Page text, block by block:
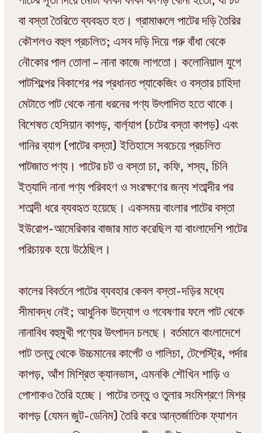
বা বস্তা তৈরিতে ব্যবহৃত হত। গ্রামাঞ্চলে পাটের দড়ি তৈরির
কৌশলও বহুল প্রচলিত; এসব দড়ি দিয়ে গরু বাঁধা থেকে
নৌকোর পাল তোলা – নানা কাজে লাগতো। কলোনিয়াল যুগে
পাটশিল্পের বিকাশের পর প্রধানত প্যাকেজিং ও বস্তার চাহিদা
মেটাতে পাট থেকে নানা ধরনের পণ্য উৎপাদিত হতে থাকে।
বিশেষত হেসিয়ান কাপড়, বার্ল্যাপ (চটের বস্তা কাপড়) এবং
গানির ব্যাগ (পাটের বস্তা) ইতিহাসে সবচেয়ে প্রচলিত
পাটজাত পণ্য। পাটের চট ও বস্তা চা, কফি, শস্য, চিনি
ইত্যাদি নানা পণ্য পরিবহণ ও সংরক্ষণের জন্য শতাব্দীর পর
শতাব্দী ধরে ব্যবহৃত হয়েছে। একসময় বাংলার পাটের বস্তা
ইউরোপ-আমেরিকার বাজার মাত করেছিল যা বাংলাদেশি পাটের
পরিচায়ক হয়ে উঠেছিল।
কালের বিবর্তনে পাটের ব্যবহার কেবল বস্তা-দড়ির মধ্যে
সীমাবদ্ধ নেই; আধুনিক উদ্যোগ ও গবেষণার ফলে পাট থেকে
নানাবিধ বহুমুখী পণ্যের উৎপাদন চলছে। বর্তমানে বাংলাদেশে
পাট তন্তু থেকে উচ্চমানের কার্পেট ও গালিচা, টেপেস্ট্রি, পর্দার
কাপড়, আঁশ মিশ্রিত ক্যানভাস, এমনকি শৌখিন শাড়ি ও
পোশাকও তৈরি হচ্ছে। পাটের তন্তু ও তুলার সংমিশ্রণে মিশ্র
কাপড় (যেমন জুট-ডেনিম) তৈরি করে আন্তর্জাতিক ফ্যাশন